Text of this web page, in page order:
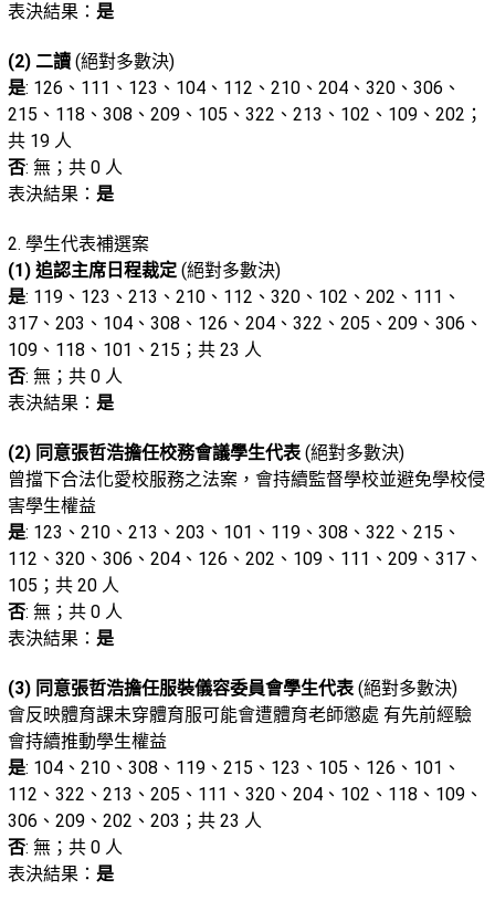
表決結果： 是
(2) 二讀(絕對多數決)
是: 126、111、123、104、112、210、204、320、306、
215、118、308、209、105、322、213、102、109、202；
共 19 人
否: 無；共 0 人
表決結果： 是
2. 學生代表補選案
(1) 追認主席日程裁定(絕對多數決)
是: 119、123、213、210、112、320、102、202、111、
317、203、104、308、126、204、322、205、209、306、
109、118、101、215；共 23 人
否: 無；共 0 人
表決結果： 是
(2) 同意張哲浩擔任校務會議學生代表(絕對多數決)
曾擋下合法化愛校服務之法案，會持續監督學校並避免學校侵
害學生權益
是: 123、210、213、203、101、119、308、322、215、
112、320、306、204、126、202、109、111、209、317、
105；共 20 人
否: 無；共 0 人
表決結果： 是
(3) 同意張哲浩擔任服裝儀容委員會學生代表(絕對多數決)
會反映體育課未穿體育服可能會遭體育老師懲處 有先前經驗
會持續推動學生權益
是: 104、210、308、119、215、123、105、126、101、
112、322、213、205、111、320、204、102、118、109、
306、209、202、203；共 23 人
否: 無；共 0 人
表決結果： 是